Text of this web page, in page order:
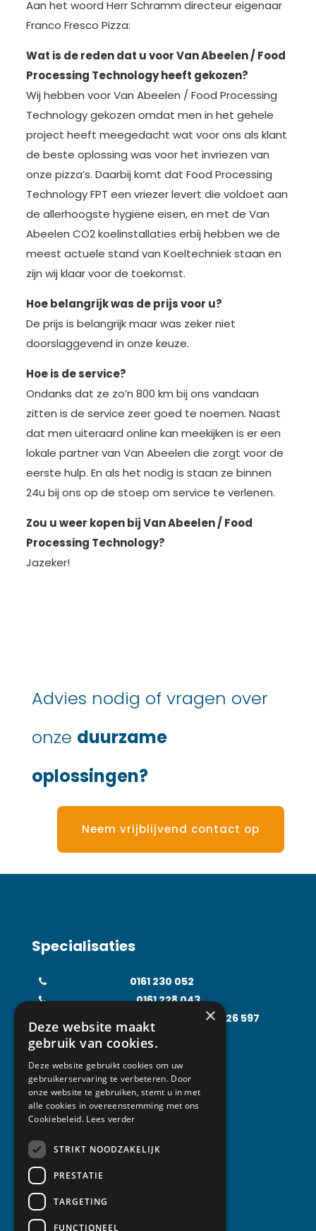
Aan het woord Herr Schramm directeur eigenaar
Franco Fresco Pizza:
Wat is de reden dat u voor Van Abeelen / Food
Processing Technology heeft gekozen?
Wij hebben voor Van Abeelen / Food Processing
Technology gekozen omdat men in het gehele
project heeft meegedacht wat voor ons als klant
de beste oplossing was voor het invriezen van
onze pizza’s. Daarbij komt dat Food Processing
Technology FPT een vriezer levert die voldoet aan
de allerhoogste hygiëne eisen, en met de Van
Abeelen CO2 koelinstallaties erbij hebben we de
meest actuele stand van Koeltechniek staan en
zijn wij klaar voor de toekomst.
Hoe belangrijk was de prijs voor u?
De prijs is belangrijk maar was zeker niet
doorslaggevend in onze keuze.
Hoe is de service?
Ondanks dat ze zo’n 800 km bij ons vandaan
zitten is de service zeer goed te noemen. Naast
dat men uiteraard online kan meekijken is er een
lokale partner van Van Abeelen die zorgt voor de
eerste hulp. En als het nodig is staan ze binnen
24u bij ons op de stoep om service te verlenen.
Zou u weer kopen bij Van Abeelen / Food
Processing Technology?
Jazeker!
Advies nodig of vragen over
onze duurzame
oplossingen?
Neem vrijblijvend contact op
Specialisaties
0161 230 052
Klimaattechniek 0161 228 043
Food Processing Technology
0161 226 597
Solarfridge
0161 226 857
Contact
Van Abeelen Groep
Kempenbaan 1
5121 DM Rijen
T +31 (0) 161 230 052
×
Deze website maakt
gebruik van cookies.
Deze website gebruikt cookies om uw
gebruikerservaring te verbeteren. Door
onze website te gebruiken, stemt u in met
alle cookies in overeenstemming met ons
Cookiebeleid. Lees verder
STRIKT NOODZAKELIJK
PRESTATIE
TARGETING
FUNCTIONEEL